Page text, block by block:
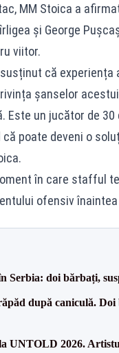
MM Stoica a
și George
viitor.
că
șanselor
Este un jucător de
că poate deveni o
în care stafful
ofensiv
Serbia: doi bărbați,
după caniculă.
UNTOLD 2026.